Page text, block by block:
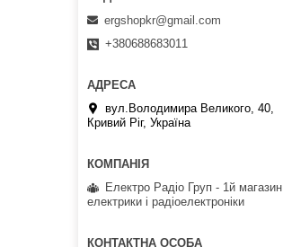
ergshopkr@gmail.com
+380688683011
вул.Володимира Великого, 40,
Кривий Ріг, Україна
Електро Радіо Груп - 1й магазин
електрики і радіоелектроніки